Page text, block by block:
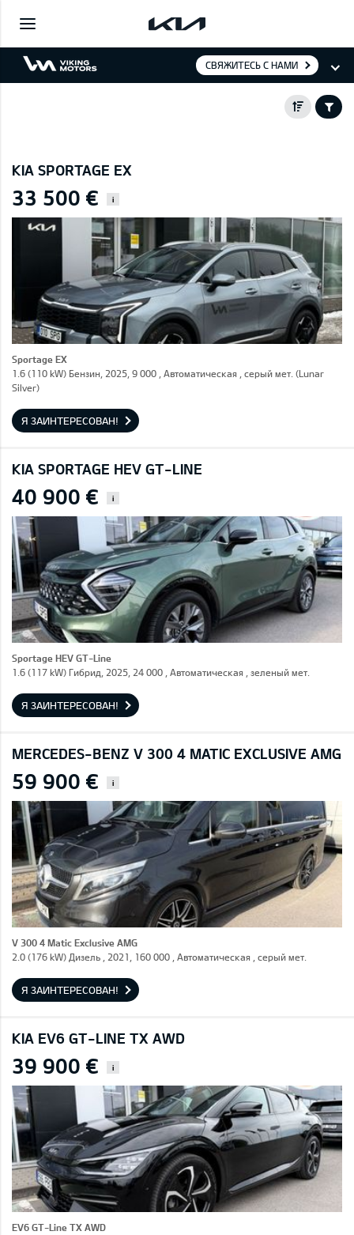
СВЯЖИТЕСЬ С НАМИ
KIA SPORTAGE EX
33 500 € i
Sportage EX
1.6 (110 kW) Бензин, 2025, 9 000 , Автоматическая , серый мет. (Lunar
Silver)
Я ЗАИНТЕРЕСОВАН!
KIA SPORTAGE HEV GT-LINE
40 900 € i
Sportage HEV GT-Line
1.6 (117 kW) Гибрид, 2025, 24 000 , Автоматическая , зеленый мет.
Я ЗАИНТЕРЕСОВАН!
MERCEDES-BENZ V 300 4 MATIC EXCLUSIVE AMG
59 900 € i
V 300 4 Matic Exclusive AMG
2.0 (176 kW) Дизель , 2021, 160 000 , Автоматическая , серый мет.
Я ЗАИНТЕРЕСОВАН!
KIA EV6 GT-LINE TX AWD
39 900 € i
EV6 GT-Line TX AWD